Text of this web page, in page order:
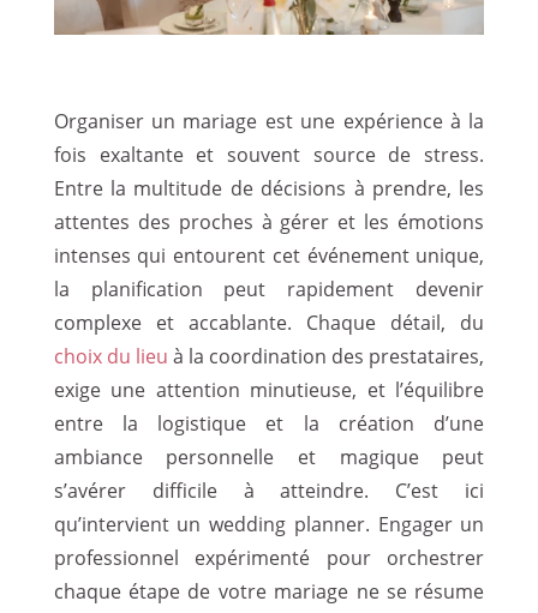
Organiser un mariage est une expérience à la
fois exaltante et souvent source de stress.
Entre la multitude de décisions à prendre, les
attentes des proches à gérer et les émotions
intenses qui entourent cet événement unique,
la planification peut rapidement devenir
complexe et accablante. Chaque détail, du
choix du lieu à la coordination des prestataires,
exige une attention minutieuse, et l’équilibre
entre la logistique et la création d’une
ambiance personnelle et magique peut
s’avérer difficile à atteindre. C’est ici
qu’intervient un wedding planner. Engager un
professionnel expérimenté pour orchestrer
chaque étape de votre mariage ne se résume